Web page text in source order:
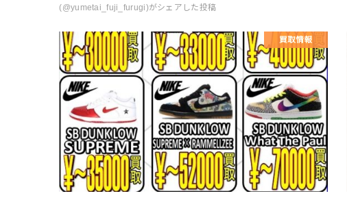
(@yumetai_fuji_furugi)がシェアした投稿
買取情報